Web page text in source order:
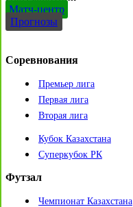
Матч-центр
Прогнозы
Соревнования
Премьер лига
Первая лига
Вторая лига
Кубок Казахстана
Суперкубок РК
Футзал
Чемпионат Казахстана